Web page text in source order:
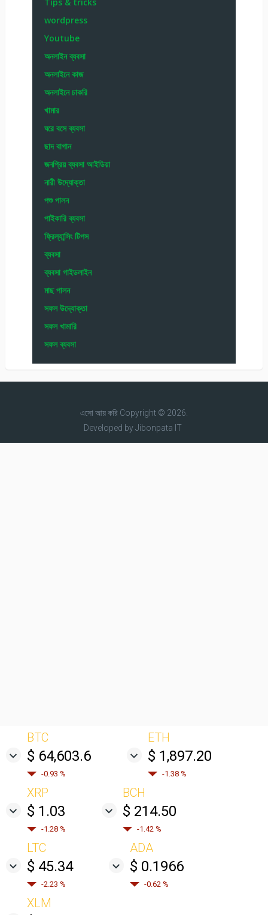
wordpress
Youtube
অনলাইন ব্যবসা
অনলাইনে কাজ
অনলাইনে চাকরি
খামার
ঘরে বসে ব্যবসা
ছাদ বাগান
জনপ্রিয় ব্যবসা আইডিয়া
নারী উদ্যোক্তা
পশু পালন
পাইকারি ব্যবসা
ফ্রিল্যান্সিং টিপস
ব্যবসা
ব্যবসা গাইডলাইন
মাছ পালন
সফল উদ্যোক্তা
সফল খামারি
সফল ব্যবসা
এসো আয় করিCopyright © 2026.
Developed byJibonpata IT
BTC
$ 64,603.6
-0.93 %
ETH
$ 1,897.20
-1.38 %
XRP
$ 1.03
-1.28 %
BCH
$ 214.50
-1.42 %
LTC
$ 45.34
-2.23 %
ADA
$ 0.1966
-0.62 %
XLM